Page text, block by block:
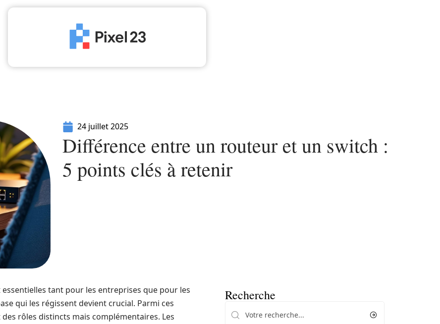
24 juillet 2025
Différence entre un routeur et un switch :
5 points clés à retenir
tant pour les entreprises que pour les
qui les régissent devient crucial. Parmi ces
rôles distincts mais complémentaires. Les
Recherche